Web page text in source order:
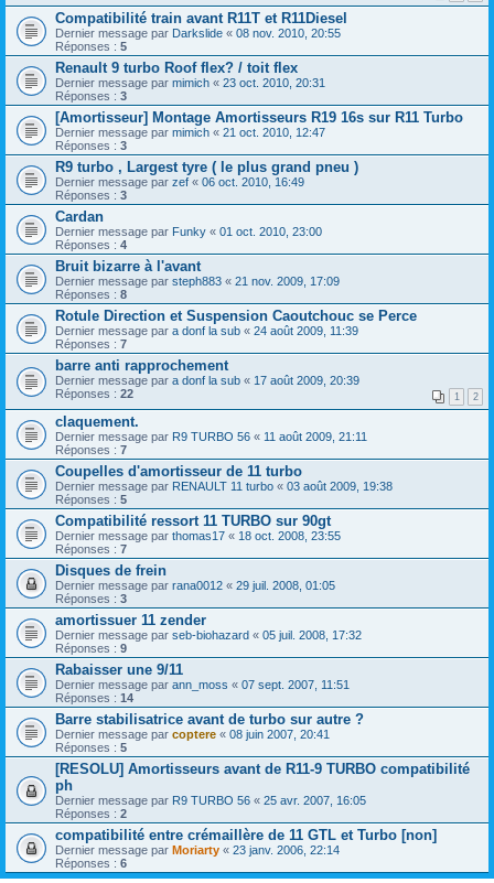
Compatibilité train avant R11T et R11Diesel
Dernier message par Darkslide « 08 nov. 2010, 20:55
Réponses : 5
Renault 9 turbo Roof flex? / toit flex
Dernier message par mimich « 23 oct. 2010, 20:31
Réponses : 3
[Amortisseur] Montage Amortisseurs R19 16s sur R11 Turbo
Dernier message par mimich « 21 oct. 2010, 12:47
Réponses : 3
R9 turbo , Largest tyre ( le plus grand pneu )
Dernier message par zef « 06 oct. 2010, 16:49
Réponses : 3
Cardan
Dernier message par Funky « 01 oct. 2010, 23:00
Réponses : 4
Bruit bizarre à l'avant
Dernier message par steph883 « 21 nov. 2009, 17:09
Réponses : 8
Rotule Direction et Suspension Caoutchouc se Perce
Dernier message par a donf la sub « 24 août 2009, 11:39
Réponses : 7
barre anti rapprochement
Dernier message par a donf la sub « 17 août 2009, 20:39
Réponses : 22 1 2
claquement.
Dernier message par R9 TURBO 56 « 11 août 2009, 21:11
Réponses : 7
Coupelles d'amortisseur de 11 turbo
Dernier message par RENAULT 11 turbo « 03 août 2009, 19:38
Réponses : 5
Compatibilité ressort 11 TURBO sur 90gt
Dernier message par thomas17 « 18 oct. 2008, 23:55
Réponses : 7
Disques de frein
Dernier message par rana0012 « 29 juil. 2008, 01:05
Réponses : 3
amortissuer 11 zender
Dernier message par seb-biohazard « 05 juil. 2008, 17:32
Réponses : 9
Rabaisser une 9/11
Dernier message par ann_moss « 07 sept. 2007, 11:51
Réponses : 14
Barre stabilisatrice avant de turbo sur autre ?
Dernier message par coptere « 08 juin 2007, 20:41
Réponses : 5
[RESOLU] Amortisseurs avant de R11-9 TURBO compatibilité
ph
Dernier message par R9 TURBO 56 « 25 avr. 2007, 16:05
Réponses : 2
compatibilité entre crémaillère de 11 GTL et Turbo [non]
Dernier message par Moriarty « 23 janv. 2006, 22:14
Réponses : 6